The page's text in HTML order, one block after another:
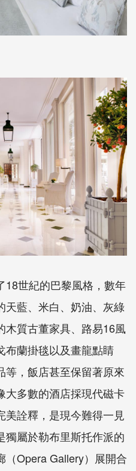
18世紀的巴黎風格，數年
天藍、米白、奶油、灰綠
木質古董家具、路易16風
布蘭掛毯以及畫龍點睛
等，飯店甚至保留著原來
大多數的酒店採現代磁卡
美詮釋，是現今難得一見
獨屬於勒布里斯托作派的
（Opera Gallery）展開合